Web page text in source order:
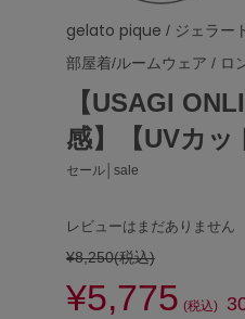
gelato pique / ジェラー
部屋着/ルームウェア / ロ
【USAGI
感】【UVカ
セール│sale
レビューはまだありません
¥8,250(税込)
¥5,775 (税込)